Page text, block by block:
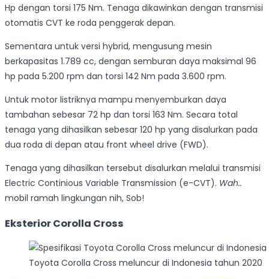
Hp dengan torsi 175 Nm. Tenaga dikawinkan dengan transmisi
otomatis CVT ke roda penggerak depan.
Sementara untuk versi hybrid, mengusung mesin
berkapasitas 1.789 cc, dengan semburan daya maksimal 96
hp pada 5.200 rpm dan torsi 142 Nm pada 3.600 rpm.
Untuk motor listriknya mampu menyemburkan daya
tambahan sebesar 72 hp dan torsi 163 Nm. Secara total
tenaga yang dihasilkan sebesar 120 hp yang disalurkan pada
dua roda di depan atau front wheel drive (FWD).
Tenaga yang dihasilkan tersebut disalurkan melalui transmisi
Electric Continious Variable Transmission (e-CVT). Wah..
mobil ramah lingkungan nih, Sob!
Eksterior Corolla Cross
Toyota Corolla Cross meluncur di Indonesia tahun 2020